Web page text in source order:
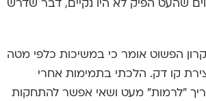
שהעט הפיק לא היו נקיים, דבר שדרש
הפשוט אומר כי במשיכות כלפי מטה
קו דק. הלכתי בתמימות אחרי
״לרמות״ מעט ושאי אפשר להתחקות